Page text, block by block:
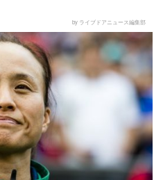
by ライブドアニュース編集部